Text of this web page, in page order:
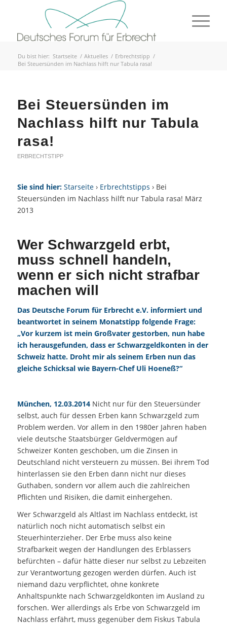
Du bist hier: Startseite / Aktuelles / Erbrechtstipp /
Bei Steuersünden im Nachlass hilft nur Tabula rasa!
Bei Steuersünden im
Nachlass hilft nur Tabula
rasa!
ERBRECHTSTIPP
Sie sind hier: Starseite› Erbrechtstipps › Bei
Steuersünden im Nachlass hilft nur Tabula rasa! März
2013
Wer Schwarzgeld erbt,
muss schnell handeln,
wenn er sich nicht strafbar
machen will
Das Deutsche Forum für Erbrechte.V. informiert und
beantwortet in seinem Monatstipp folgende Frage:
„Vor kurzem ist mein Großvater gestorben, nun habe
ich herausgefunden, dass er Schwarzgeldkonten in der
Schweiz hatte. Droht mir als seinem Erben nun das
gleiche Schicksal wie Bayern-Chef Uli Hoeneß?“
München, 12.03.2014Nicht nur für den Steuersünder
selbst, auch für dessen Erben kann Schwarzgeld zum
Problem werden. Vor allem in den 1980er Jahren haben
viele deutsche Staatsbürger Geldvermögen auf
Schweizer Konten geschoben, um die Zinsen in
Deutschland nicht versteuern zu müssen. Bei ihrem Tod
hinterlassen sie den Erben dann nicht nur dieses
Guthaben, sondern vor allem auch die zahlreichen
Pflichten und Risiken, die damit einhergehen.
Wer Schwarzgeld als Altlast im Nachlass entdeckt, ist
natürlich noch nicht automatisch selbst ein
Steuerhinterzieher. Der Erbe muss also keine
Strafbarkeit wegen der Handlungen des Erblassers
befürchten – dafür hätte dieser nur selbst zu Lebzeiten
zur Verantwortung gezogen werden dürfen. Auch ist
niemand dazu verpflichtet, ohne konkrete
Anhaltspunkte nach Schwarzgeldkonten im Ausland zu
forschen. Wer allerdings als Erbe von Schwarzgeld im
Nachlass erfährt, muss gegenüber dem Fiskus Tabula